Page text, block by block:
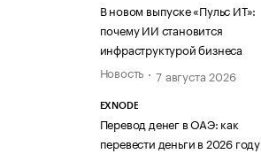
В новом выпуске «Пульс ИТ»:
почему ИИ становится
инфраструктурой бизнеса
Новость
7 августа 2026
EXNODE
Перевод денег в ОАЭ: как
перевести деньги в 2026 году